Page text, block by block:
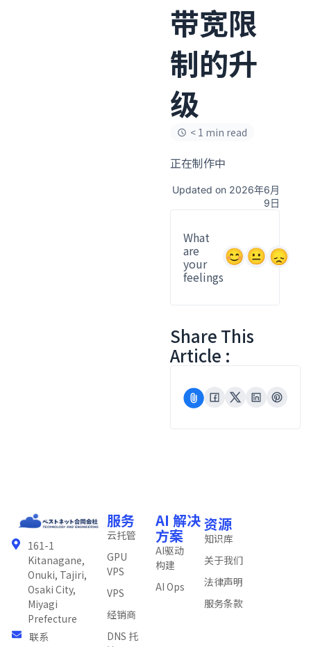
带宽限
制的升
级
< 1 min read
正在制作中
Updated on 2026年6月
9日
What
are
your
feelings
Share This
Article :
161-1
Kitanagane,
Onuki, Tajiri,
Osaki City,
Miyagi
Prefecture
联系
服务
云托管
GPU
VPS
VPS
经销商
DNS 托
AI 解决
方案
AI驱动
构建
AI Ops
资源
知识库
关于我们
法律声明
服务条款